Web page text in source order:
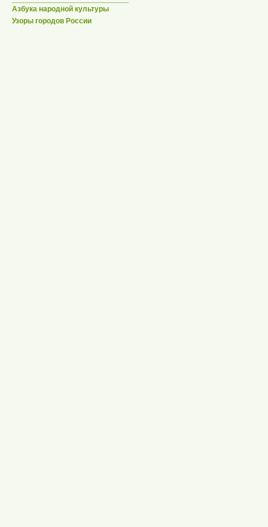
Азбука народной культуры
Узоры городов России